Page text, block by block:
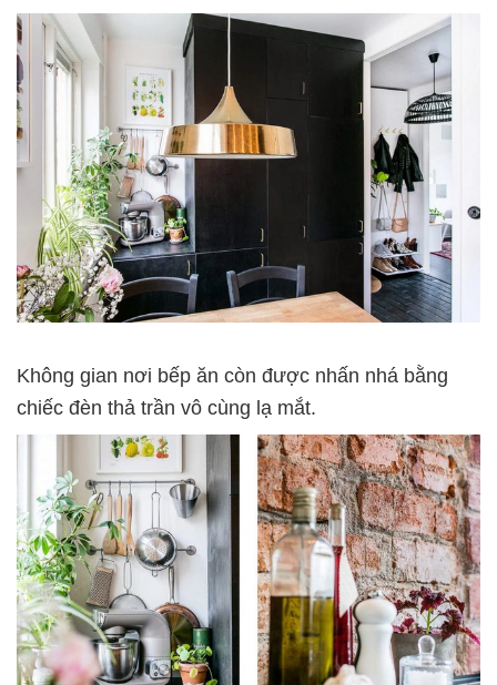
Không gian nơi bếp ăn còn được nhấn nhá bằng
chiếc đèn thả trần vô cùng lạ mắt.